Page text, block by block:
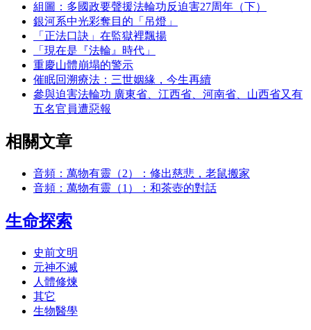
組圖：多國政要聲援法輪功反迫害27周年（下）
銀河系中光彩奪目的「吊燈」
「正法口訣」在監獄裡飄揚
「現在是『法輪』時代」
重慶山體崩塌的警示
催眠回溯療法：三世姻緣，今生再續
參與迫害法輪功 廣東省、江西省、河南省、山西省又有
五名官員遭惡報
相關文章
音頻：萬物有靈（2）：修出慈悲，老鼠搬家
音頻：萬物有靈（1）：和茶壺的對話
生命探索
史前文明
元神不滅
人體修煉
其它
生物醫學